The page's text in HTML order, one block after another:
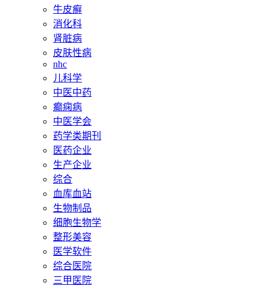
牛皮癣
消化科
肾脏病
皮肤性病
nhc
儿科学
中医中药
癫痫病
中医学会
药学类期刊
医药企业
生产企业
综合
血库血站
生物制品
细胞生物学
整形美容
医学软件
综合医院
三甲医院